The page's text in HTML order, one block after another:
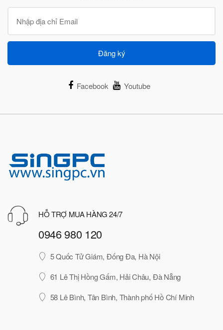
Đăng ký
Facebook Youtube
HỖ TRỢ MUA HÀNG 24/7
0946 980 120
5 Quốc Tử Giám, Đống Đa, Hà Nội
61 Lê Thị Hồng Gấm, Hải Châu, Đà Nẵng
58 Lê Bình, Tân Bình, Thành phố Hồ Chí Minh